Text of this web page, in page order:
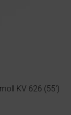
KV 626 (55′)